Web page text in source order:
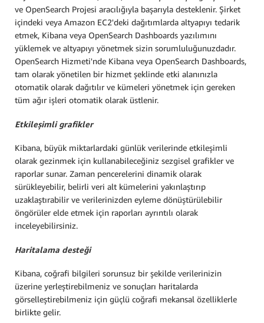
ve OpenSearch Projesi aracılığıyla başarıyla desteklenir. Şirket
içindeki veya Amazon EC2'deki dağıtımlarda altyapıyı tedarik
etmek, Kibana veya OpenSearch Dashboards yazılımını
yüklemek ve altyapıyı yönetmek sizin sorumluluğunuzdadır.
OpenSearch Hizmeti'nde Kibana veya OpenSearch Dashboards,
tam olarak yönetilen bir hizmet şeklinde etki alanınızla
otomatik olarak dağıtılır ve kümeleri yönetmek için gereken
tüm ağır işleri otomatik olarak üstlenir.
Etkileşimli grafikler
Kibana, büyük miktarlardaki günlük verilerinde etkileşimli
olarak gezinmek için kullanabileceğiniz sezgisel grafikler ve
raporlar sunar. Zaman pencerelerini dinamik olarak
sürükleyebilir, belirli veri alt kümelerini yakınlaştırıp
uzaklaştırabilir ve verilerinizden eyleme dönüştürülebilir
öngörüler elde etmek için raporları ayrıntılı olarak
inceleyebilirsiniz.
Haritalama desteği
Kibana, coğrafi bilgileri sorunsuz bir şekilde verilerinizin
üzerine yerleştirebilmeniz ve sonuçları haritalarda
görselleştirebilmeniz için güçlü coğrafi mekansal özelliklerle
birlikte gelir.